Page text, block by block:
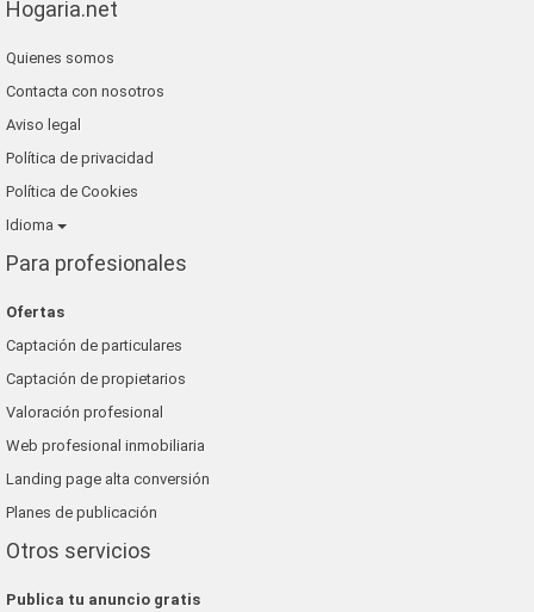
Hogaria.net
Quienes somos
Contacta con nosotros
Aviso legal
Política de privacidad
Política de Cookies
Idioma
Para profesionales
Ofertas
Captación de particulares
Captación de propietarios
Valoración profesional
Web profesional inmobiliaria
Landing page alta conversión
Planes de publicación
Otros servicios
Publica tu anuncio gratis